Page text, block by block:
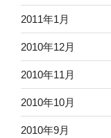
2011年1月
2010年12月
2010年11月
2010年10月
2010年9月